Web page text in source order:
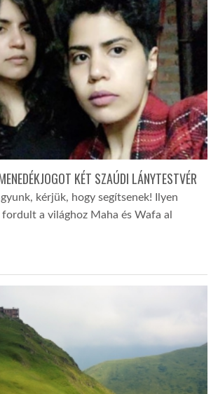
KÉT SZAÚDI LÁNYTESTVÉR
kérjük, hogy segítsenek! Ilyen
a világhoz Maha és Wafa al